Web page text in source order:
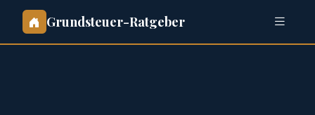
Grundsteuer-Ratgeber